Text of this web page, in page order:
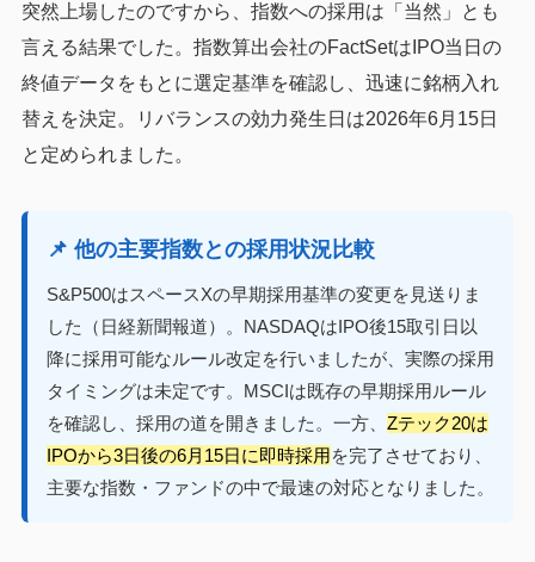
突然上場したのですから、指数への採用は「当然」とも
言える結果でした。指数算出会社のFactSetはIPO当日の
終値データをもとに選定基準を確認し、迅速に銘柄入れ
替えを決定。リバランスの効力発生日は2026年6月15日
と定められました。
📌 他の主要指数との採用状況比較
S&P500はスペースXの早期採用基準の変更を見送りま
した（日経新聞報道）。NASDAQはIPO後15取引日以
降に採用可能なルール改定を行いましたが、実際の採用
タイミングは未定です。MSCIは既存の早期採用ルール
を確認し、採用の道を開きました。一方、 Zテック20は
IPOから3日後の6月15日に即時採用を完了させており、
主要な指数・ファンドの中で最速の対応となりました。